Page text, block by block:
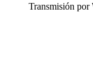
Transmisión